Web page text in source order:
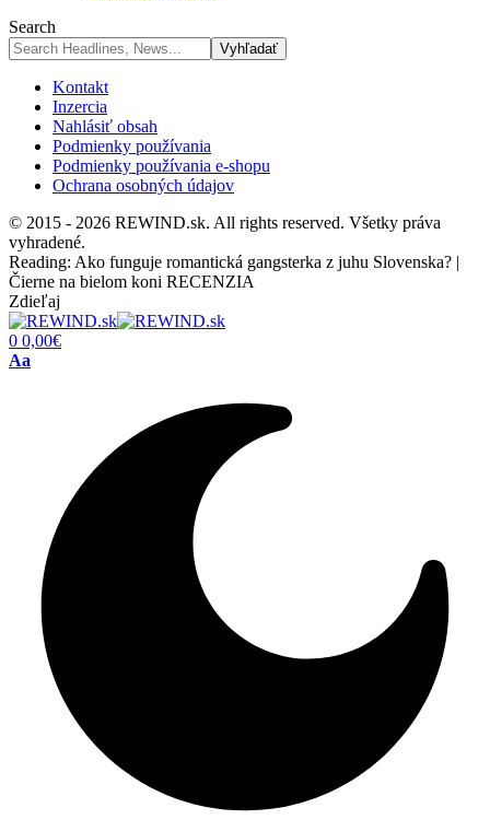
Search
Kontakt
Inzercia
Nahlásiť obsah
Podmienky používania
Podmienky používania e-shopu
Ochrana osobných údajov
© 2015 - 2026 REWIND.sk. All rights reserved. Všetky práva
vyhradené.
Reading: Ako funguje romantická gangsterka z juhu Slovenska? |
Čierne na bielom koni RECENZIA
Zdieľaj
0 0,00€
Font
Aa